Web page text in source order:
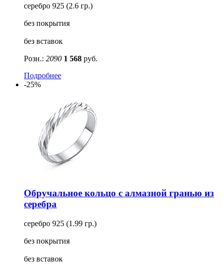
Ещё
серебро 925 (2.6 гр.)
без покрытия
без вставок
Розн.: 2090 1 568 руб.
Подробнее
-25%
Обручальное кольцо с алмазной гранью из
серебра
серебро 925 (1.99 гр.)
без покрытия
без вставок